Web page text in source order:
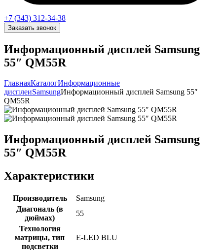
+7 (343) 312-34-38
Заказать звонок
Информационный дисплей Samsung
55″ QM55R
ГлавнаяКаталогИнформационные
дисплеиSamsungИнформационный дисплей Samsung 55″
QM55R
Информационный дисплей Samsung
55″ QM55R
Характеристики
Производитель
Samsung
Диагональ (в
дюймах)
55
Технология
матрицы, тип
подсветки
E-LED BLU